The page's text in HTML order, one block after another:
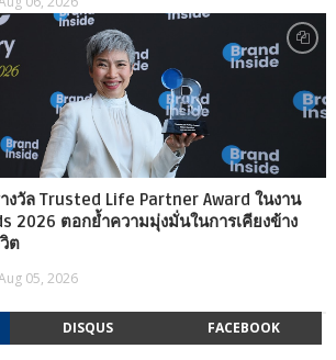
งวัล Trusted Life Partner Award ในงาน
2026 ตอกย้ำความมุ่งมั่นในการเคียงข้าง
ต
05, 2026
DISQUS FACEBOOK